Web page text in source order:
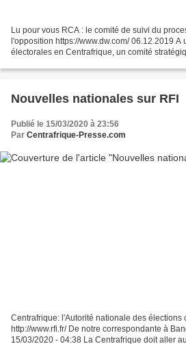
Lu pour vous RCA : le comité de suivi du
l'opposition https://www.dw.com/ 06.12.2019 A
électorales en Centrafrique, un comité
Nouvelles nationales sur RFI
Publié le 15/03/2020 à 23:56
Par Centrafrique-Presse.com
Centrafrique: l'Autorité nationale des élections
http://www.rfi.fr/ De notre correspondante à
15/03/2020 - 04:38 La Centrafrique doit aller